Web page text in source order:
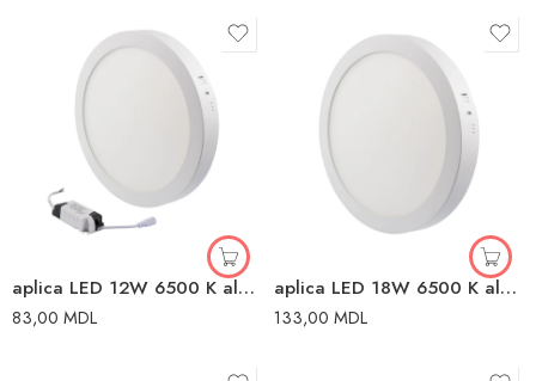
aplica LED 12W 6500 K alb alb
83,00 MDL
aplica LED 18W 6500 K alb alb
133,00 MDL